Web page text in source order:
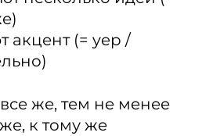
акцент (= yep /
же, тем не менее
к тому же